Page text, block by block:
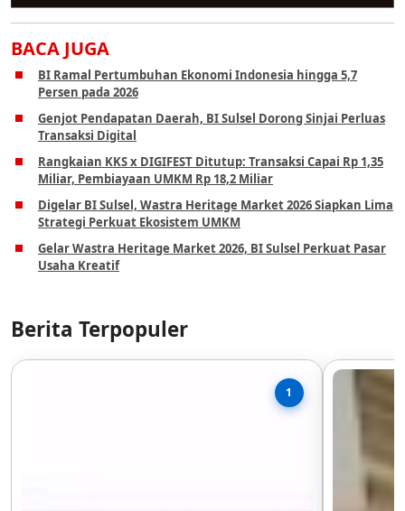
BACA JUGA
BI Ramal Pertumbuhan Ekonomi Indonesia hingga 5,7
Persen pada 2026
Genjot Pendapatan Daerah, BI Sulsel Dorong Sinjai Perluas
Transaksi Digital
Rangkaian KKS x DIGIFEST Ditutup: Transaksi Capai Rp 1,35
Miliar, Pembiayaan UMKM Rp 18,2 Miliar
Digelar BI Sulsel, Wastra Heritage Market 2026 Siapkan Lima
Strategi Perkuat Ekosistem UMKM
Gelar Wastra Heritage Market 2026, BI Sulsel Perkuat Pasar
Usaha Kreatif
Berita Terpopuler
1